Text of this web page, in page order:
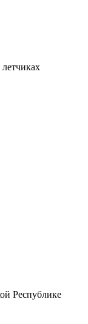
Республике